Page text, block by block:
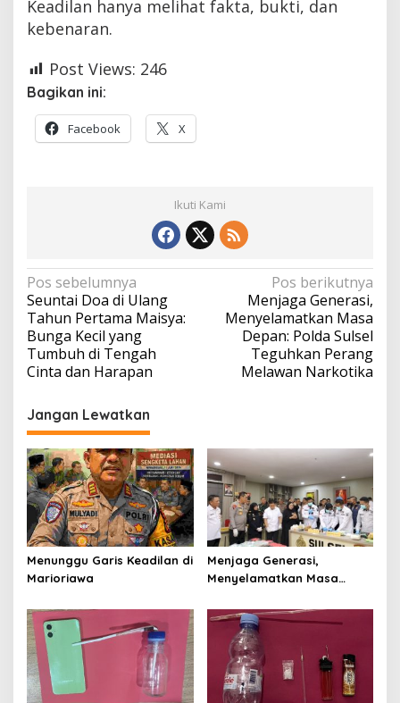
Keadilan hanya melihat fakta, bukti, dan
kebenaran.
Post Views: 246
Bagikan ini:
Facebook X
Ikuti Kami
Navigasi
pos
Pos sebelumnya
Seuntai Doa di Ulang
Tahun Pertama Maisya:
Bunga Kecil yang
Tumbuh di Tengah
Cinta dan Harapan
Pos berikutnya
Menjaga Generasi,
Menyelamatkan Masa
Depan: Polda Sulsel
Teguhkan Perang
Melawan Narkotika
Jangan Lewatkan
Menunggu Garis Keadilan di
Marioriawa
Menjaga Generasi,
Menyelamatkan Masa
Teguhkan Perang Melawan
Narkotika